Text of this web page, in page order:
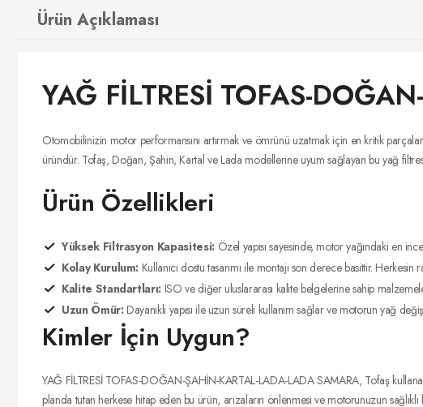
Ürün Açıklaması
YAĞ FİLTRESİ TOFAS-
Otomobilinizin motor performansını artırmak ve ömrünü uzatmak için en kritik
üründür. Tofaş, Doğan, Şahin, Kartal ve Lada modellerine uyum sağlayan bu yağ
Ürün Özellikleri
Yüksek Filtrasyon Kapasitesi: Özel yapısı sayesinde, motor yağındaki en
Kolay Kurulum: Kullanıcı dostu tasarımı ile montajı son derece basittir.
Kalite Standartları: ISO ve diğer uluslararası kalite belgelerine sahip
Uzun Ömür: Dayanıklı yapısı ile uzun süreli kullanım sağlar ve motorun yağ
Kimler İçin Uygun?
YAĞ FİLTRESİ TOFAS-DOĞAN-ŞAHİN-KARTAL-LADA-LADA SAMARA, Tofaş
planda tutan herkese hitap eden bu ürün, arızaların önlenmesi ve motorunuzun